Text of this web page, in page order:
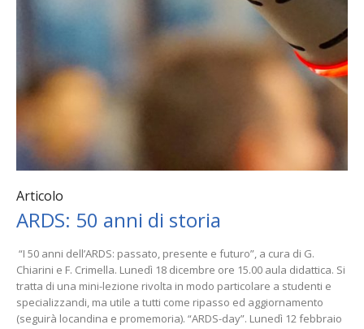
Articolo
ARDS: 50 anni di storia
“I 50 anni dell’ARDS: passato, presente e futuro”, a cura di G.
Chiarini e F. Crimella. Lunedì 18 dicembre ore 15.00 aula didattica. Si
tratta di una mini-lezione rivolta in modo particolare a studenti e
specializzandi, ma utile a tutti come ripasso ed aggiornamento
(seguirà locandina e promemoria). “ARDS-day”. Lunedì 12 febbraio